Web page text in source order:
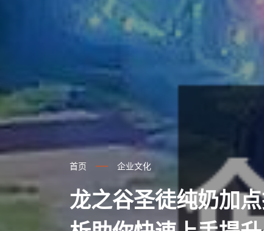
首页 企业文化
龙之谷圣徒纯奶加